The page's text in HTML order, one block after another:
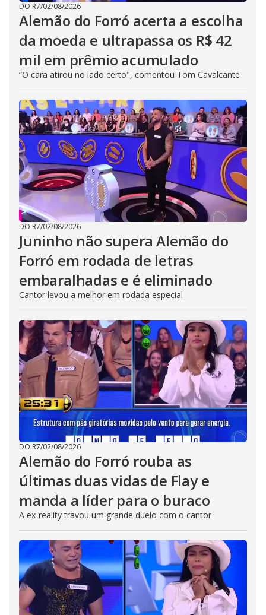
DO R7/02/08/2026
Alemão do Forró acerta a escolha
da moeda e ultrapassa os R$ 42
mil em prêmio acumulado
“O cara atirou no lado certo", comentou Tom Cavalcante
DO R7/02/08/2026
Juninho não supera Alemão do
Forró em rodada de letras
embaralhadas e é eliminado
Cantor levou a melhor em rodada especial
DO R7/02/08/2026
Alemão do Forró rouba as
últimas duas vidas de Flay e
manda a líder para o buraco
A ex-reality travou um grande duelo com o cantor